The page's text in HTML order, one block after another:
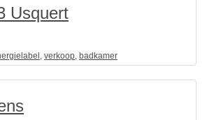
Usquert
, verkoop, badkamer